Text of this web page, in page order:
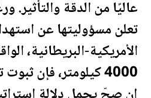
عاليًا من الدقة والتأثير.
تعلن مسؤوليتها عن
الأمريكية-البريطانية،
4000 كيلومتر، فإن